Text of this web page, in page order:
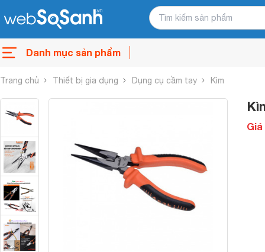
Danh mục sản phẩm
Trang chủ Thiết bị gia dụng Dụng cụ cầm tay Kìm